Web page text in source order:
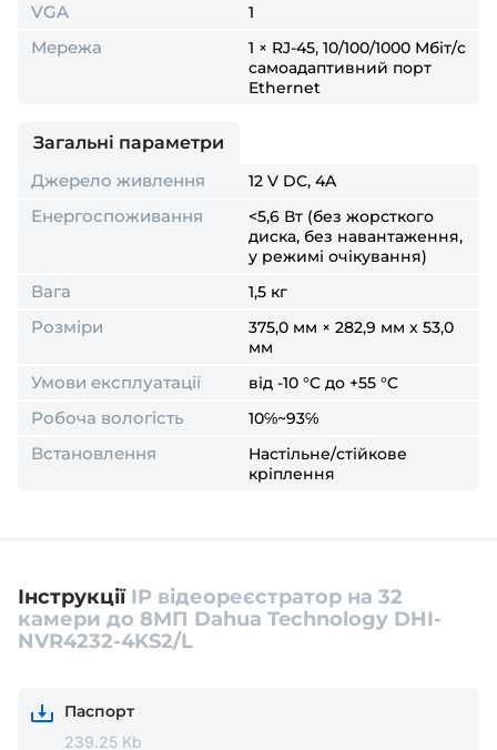
VGA 1
Мережа
1 × RJ-45, 10/100/1000 Мбіт/с
самоадаптивний порт
Ethernet
Загальні параметри
Джерело живлення
12 V DC, 4A
Енергоспоживання
<5,6 Вт (без жорсткого
диска, без навантаження,
у режимі очікування)
Вага 1,5 кг
Розміри
375,0 мм × 282,9 мм x 53,0
мм
Умови експлуатації від -10 °C до +55 °C
Робоча вологість 10℅~93℅
Встановлення
Настільне/стійкове
кріплення
Інструкції IP відеореєстратор на 32
камери до 8МП Dahua Technology DHI-
NVR4232-4KS2/L
Паспорт
239.25 Kb